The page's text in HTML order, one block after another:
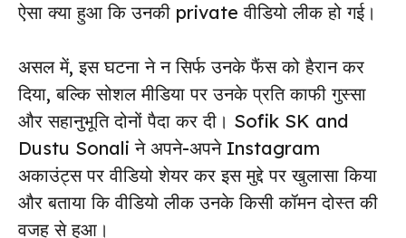
ऐसा क्या हुआ कि उनकी private वीडियो लीक हो गई।
असल में, इस घटना ने न सिर्फ उनके फैंस को हैरान कर
दिया, बल्कि सोशल मीडिया पर उनके प्रति काफी गुस्सा
और सहानुभूति दोनों पैदा कर दी। Sofik SK and
Dustu Sonali ने अपने-अपने Instagram
अकाउंट्स पर वीडियो शेयर कर इस मुद्दे पर खुलासा किया
और बताया कि वीडियो लीक उनके किसी कॉमन दोस्त की
वजह से हुआ।